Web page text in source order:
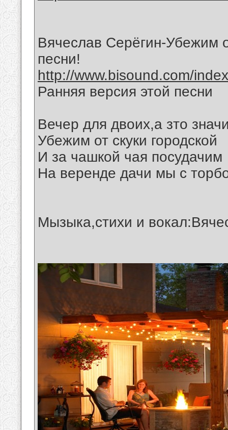
Вячеслав Серёгин-Убежим
песни!
http://www.bisound.com/
Ранняя версия этой песни
Вечер для двоих,а зто
Убежим от скуки городской
И за чашкой чая посудачим
На веренде дачи мы с
Мызыка,стихи и